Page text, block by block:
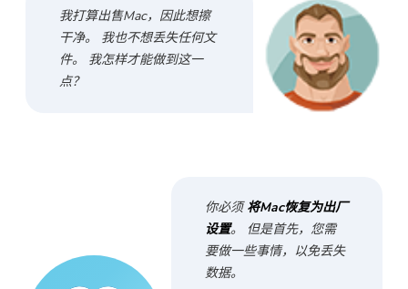
免费视频转换器
我打算出售Mac，因此想擦
干净。 我也不想丢失任何文
件。 我怎样才能做到这一
点？
你必须将Mac恢复为出厂
设置。 但是首先，您需
要做一些事情，以免丢失
数据。